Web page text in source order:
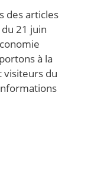
des articles
21 juin
à la
visiteurs du